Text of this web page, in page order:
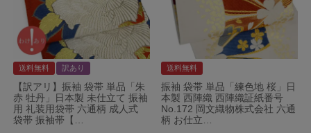
送料無料 訳あり
【訳アリ】振袖 袋帯 単品「朱
赤 牡丹」日本製 未仕立て 振袖
用 礼装用袋帯 六通柄 成人式
袋帯 振袖帯【…
送料無料
振袖 袋帯 単品「練色地 桜」日
本製 西陣織 西陣織証紙番号
No.172 岡文織物株式会社 六通
柄 お仕立…